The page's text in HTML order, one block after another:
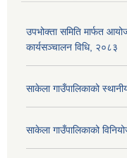
उपभोक्ता समिति मार्फत
कार्यसञ्चालन विधि, २०८३
साकेला गाउँपालिकाको
साकेला गाउँपालिकाको